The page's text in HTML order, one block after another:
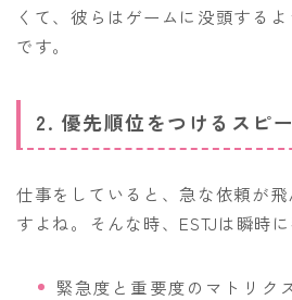
くて、彼らはゲームに没頭する
です。
2. 優先順位をつけるスピ
仕事をしていると、急な依頼が
すよね。そんな時、ESTJは瞬時
緊急度と重要度のマトリク